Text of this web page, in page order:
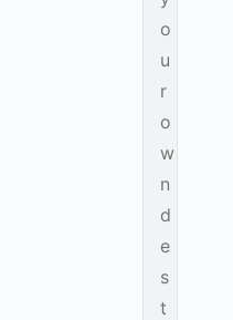
o
u
r
o
w
n
d
e
s
t